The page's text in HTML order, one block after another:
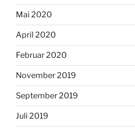
Mai 2020
April 2020
Februar 2020
November 2019
September 2019
Juli 2019